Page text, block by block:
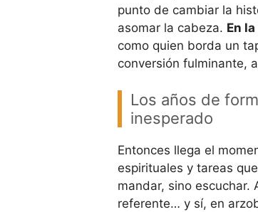
punto de cambiar la
asomar la cabeza. En
como quien borda un
conversión fulminante,
Los años de
inesperado
Entonces llega el
espirituales y tareas
mandar, sino escuchar.
referente… y sí, en